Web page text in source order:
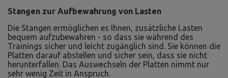
Stangen zur Aufbewahrung von Lasten
Die Stangen ermöglichen es Ihnen, zusätzliche Lasten
bequem aufzubewahren - so dass sie während des
Trainings sicher und leicht zugänglich sind. Sie können die
Platten darauf abstellen und sicher sein, dass sie nicht
herunterfallen. Das Auswechseln der Platten nimmt nur
sehr wenig Zeit in Anspruch.